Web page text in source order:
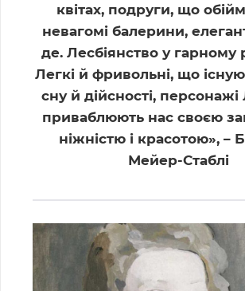
квітах, подруги, що
невагомі балерини,
де. Лесбіянство у гарному
Легкі й фривольні, що
сну й дійсності,
приваблюють нас своєю
ніжністю і красотою», –
Мейер-Стаблі